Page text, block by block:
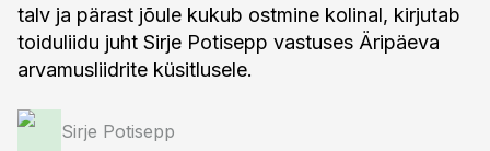
talv ja pärast jõule kukub ostmine kolinal, kirjutab
toiduliidu juht Sirje Potisepp vastuses Äripäeva
arvamusliidrite küsitlusele.
Sirje Potisepp